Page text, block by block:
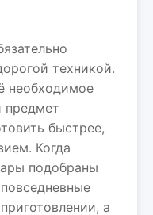
техникой.
необходимое
предмет
быстрее,
Когда
подобраны
а